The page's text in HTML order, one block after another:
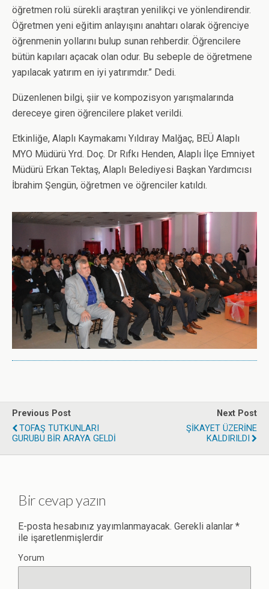
öğretmen rolü sürekli araştıran yenilikçi ve yönlendirendir.
Öğretmen yeni eğitim anlayışını anahtarı olarak öğrenciye
öğrenmenin yollarını bulup sunan rehberdir. Öğrencilere
bütün kapıları açacak olan odur. Bu sebeple de öğretmene
yapılacak yatırım en iyi yatırımdır.” Dedi.
Düzenlenen bilgi, şiir ve kompozisyon yarışmalarında
dereceye giren öğrencilere plaket verildi.
Etkinliğe, Alaplı Kaymakamı Yıldıray Malğaç, BEÜ Alaplı
MYO Müdürü Yrd. Doç. Dr Rıfkı Henden, Alaplı İlçe Emniyet
Müdürü Erkan Tektaş, Alaplı Belediyesi Başkan Yardımcısı
İbrahim Şengün, öğretmen ve öğrenciler katıldı.
Previous Post
TOFAŞ TUTKUNLARI
GURUBU BİR ARAYA GELDİ
Next Post
ŞİKAYET ÜZERİNE
KALDIRILDI
Bir cevap yazın
E-posta hesabınız yayımlanmayacak. Gerekli alanlar *
ile işaretlenmişlerdir
Yorum